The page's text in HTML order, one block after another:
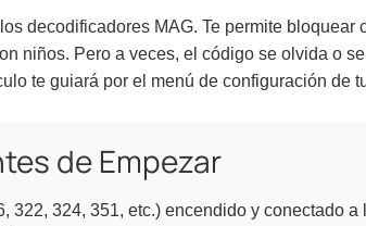
decodificadores MAG. Te permite bloquear
niños. Pero a veces, el código se olvida o
te guiará por el menú de configuración de
de Empezar
322, 324, 351, etc.) encendido y conectado a